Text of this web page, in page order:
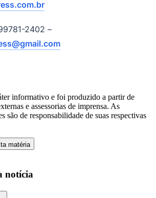
2402 –
informativo e foi produzido a partir de
e assessorias de imprensa. As
são de responsabilidade de suas respectivas
matéria
notícia